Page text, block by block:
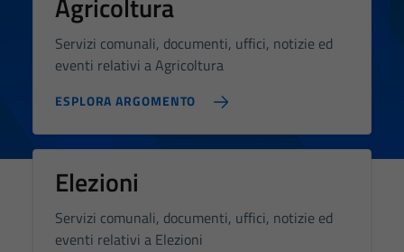
Servizi comunali, documenti, uffici, notizie ed
eventi relativi a Agricoltura
ESPLORA ARGOMENTO
Elezioni
Servizi comunali, documenti, uffici, notizie ed
eventi relativi a Elezioni